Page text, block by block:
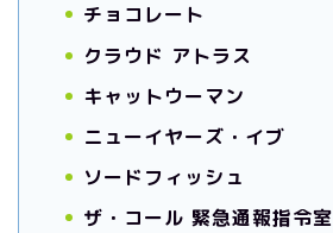
チョコレート
クラウド アトラス
キャットウーマン
ニューイヤーズ・イブ
ソードフィッシュ
ザ・コール 緊急通報指令室